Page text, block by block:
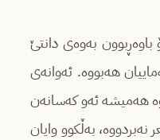
بەوەی دانتێ
هەبووە. ئەوانەی
هەمیشە ئەو کەسانەن
بەڵکوو وایان